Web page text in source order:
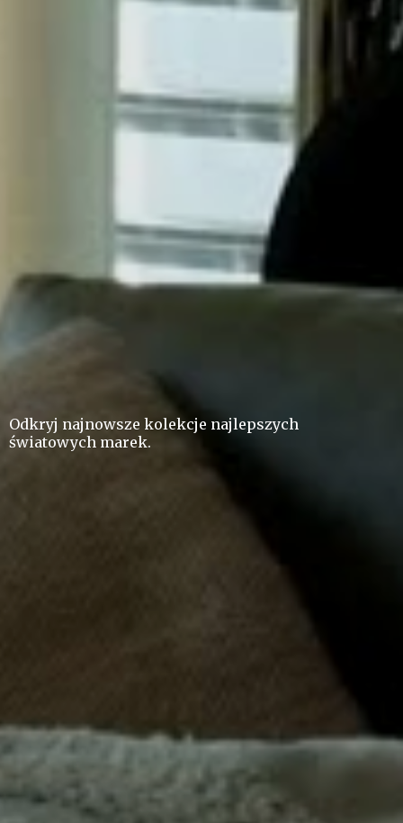
Odkryj najnowsze kolekcje najlepszych
światowych marek.